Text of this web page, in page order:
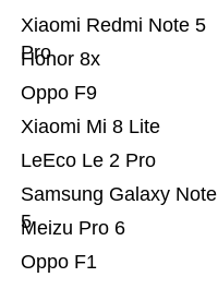
Oppo F1
Meizu Pro 6
Samsung Galaxy Note
5
LeEco Le 2 Pro
Xiaomi Mi 8 Lite
Oppo F9
Honor 8x
Xiaomi Redmi Note 5
Pro